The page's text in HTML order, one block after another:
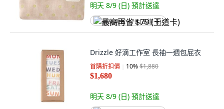
明天 8/9 (日) 預計送達
最高再省 $79 (王道卡)
Drizzle 好滴工作室 長袖一週包屁衣
首購折扣價 10%$1,880
$1,680
明天 8/9 (日) 預計送達